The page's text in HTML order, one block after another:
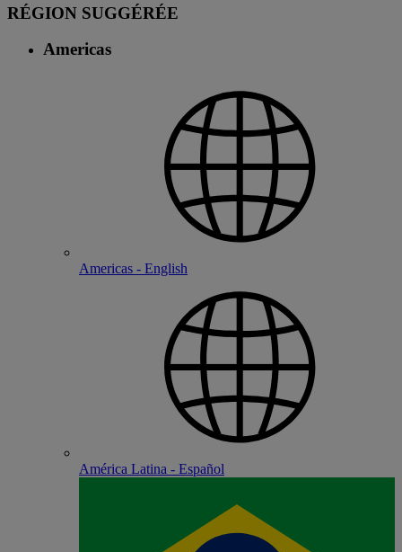
RÉGION SUGGÉRÉE
Americas
Americas - English
América Latina - Español